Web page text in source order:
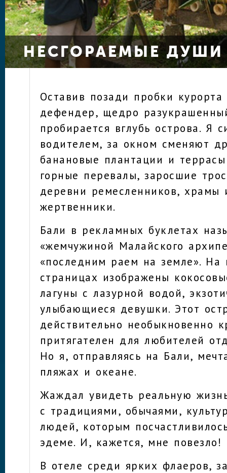
НЕСГОРАЕМЫЕ ДУШИ
Оставив позади пробки
дефендер, щедро
пробирается вглубь острова. Я
водителем, за окном сменяют
банановые плантации и
горные перевалы, заросшие
деревни ремесленников, храмы
жертвенники.
Бали в рекламных буклетах
«жемчужиной Малайского
«последним раем на земле». На
страницах изображены
лагуны с лазурной водой,
улыбающиеся девушки. Этот
действительно необыкновенно
притягателен для любителей
Но я, отправляясь на Бали,
пляжах и океане.
Жаждал увидеть реальную
с традициями, обычаями,
людей, которым
эдеме. И, кажется, мне повезло!
В отеле среди ярких флаеров,